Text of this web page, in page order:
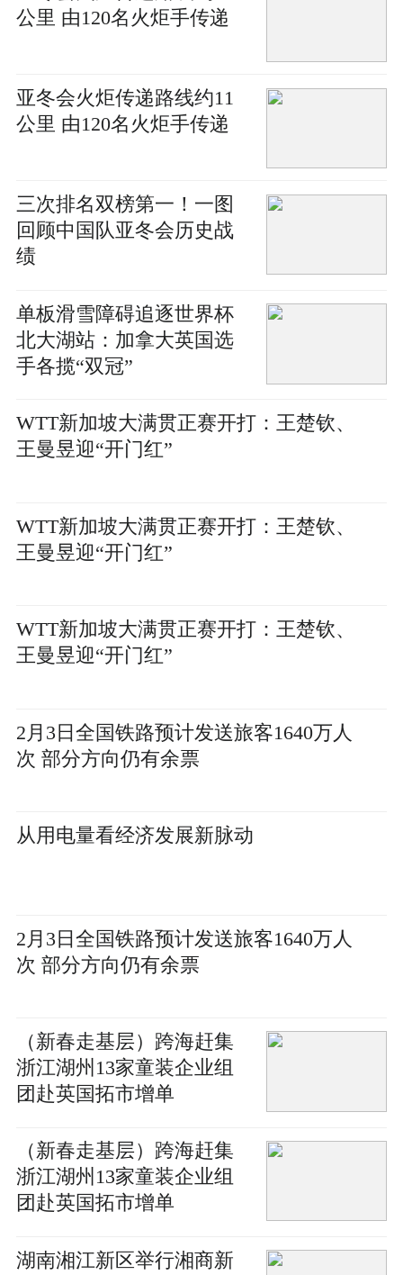
公里 由120名火炬手传递
亚冬会火炬传递路线约11
公里 由120名火炬手传递
三次排名双榜第一！一图
回顾中国队亚冬会历史战
绩
单板滑雪障碍追逐世界杯
北大湖站：加拿大英国选
手各揽“双冠”
WTT新加坡大满贯正赛开打：王楚钦、
王曼昱迎“开门红”
WTT新加坡大满贯正赛开打：王楚钦、
王曼昱迎“开门红”
WTT新加坡大满贯正赛开打：王楚钦、
王曼昱迎“开门红”
2月3日全国铁路预计发送旅客1640万人
次 部分方向仍有余票
从用电量看经济发展新脉动
2月3日全国铁路预计发送旅客1640万人
次 部分方向仍有余票
（新春走基层）跨海赶集
浙江湖州13家童装企业组
团赴英国拓市增单
（新春走基层）跨海赶集
浙江湖州13家童装企业组
团赴英国拓市增单
湖南湘江新区举行湘商新